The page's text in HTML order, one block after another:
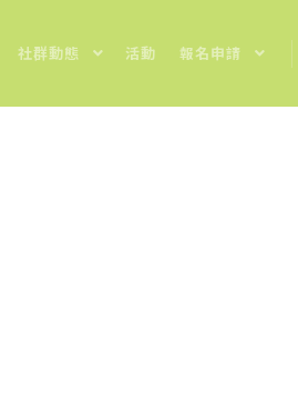
社群動態 活動 報名申請